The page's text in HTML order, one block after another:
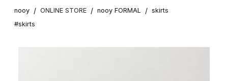
nooy / ONLINE STORE / nooy FORMAL / skirts
#skirts